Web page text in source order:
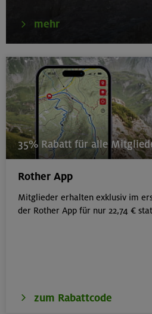
mehr
35% Rabatt für alle
Rother App
Mitglieder erhalten exklusiv im
der Rother App für nur 22,74 €
zum Rabattcode